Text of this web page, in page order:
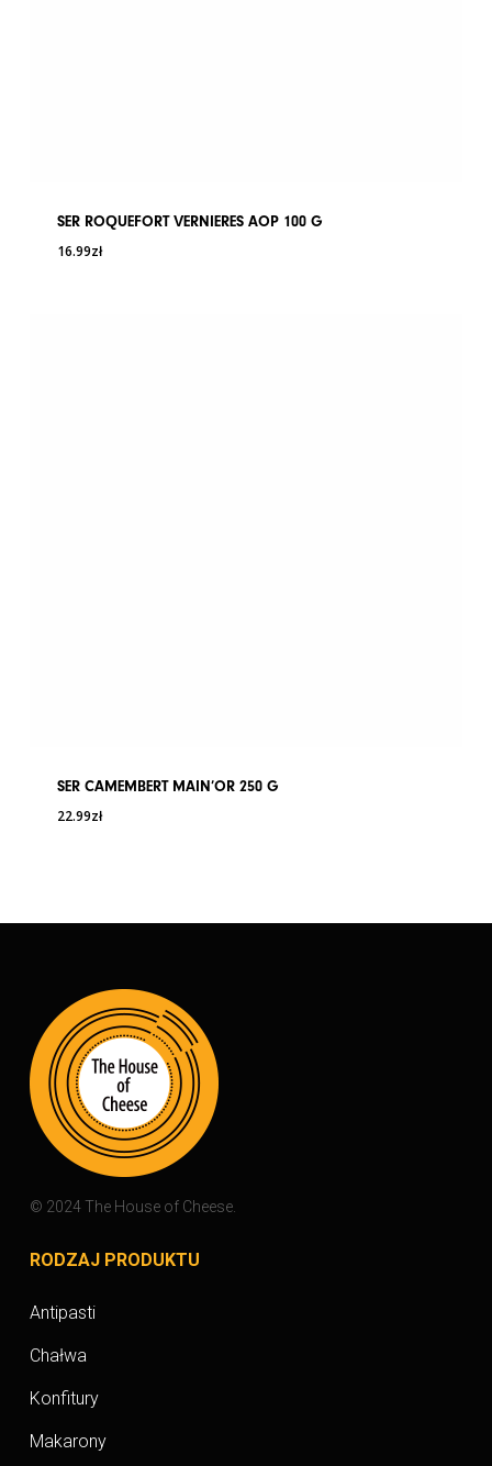
SER ROQUEFORT VERNIERES AOP 100 G
16.99zł
SER CAMEMBERT MAIN’OR 250 G
22.99zł
© 2024 The House of Cheese.
RODZAJ PRODUKTU
Antipasti
Chałwa
Konfitury
Makarony